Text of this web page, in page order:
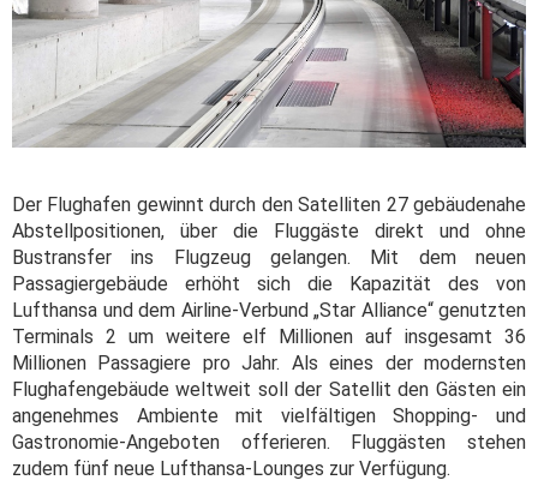
Der Flughafen gewinnt durch den Satelliten 27 gebäudenahe
Abstellpositionen, über die Fluggäste direkt und ohne
Bustransfer ins Flugzeug gelangen. Mit dem neuen
Passagiergebäude erhöht sich die Kapazität des von
Lufthansa und dem Airline-Verbund „Star Alliance“ genutzten
Terminals 2 um weitere elf Millionen auf insgesamt 36
Millionen Passagiere pro Jahr. Als eines der modernsten
Flughafengebäude weltweit soll der Satellit den Gästen ein
angenehmes Ambiente mit vielfältigen Shopping- und
Gastronomie-Angeboten offerieren. Fluggästen stehen
zudem fünf neue Lufthansa-Lounges zur Verfügung.